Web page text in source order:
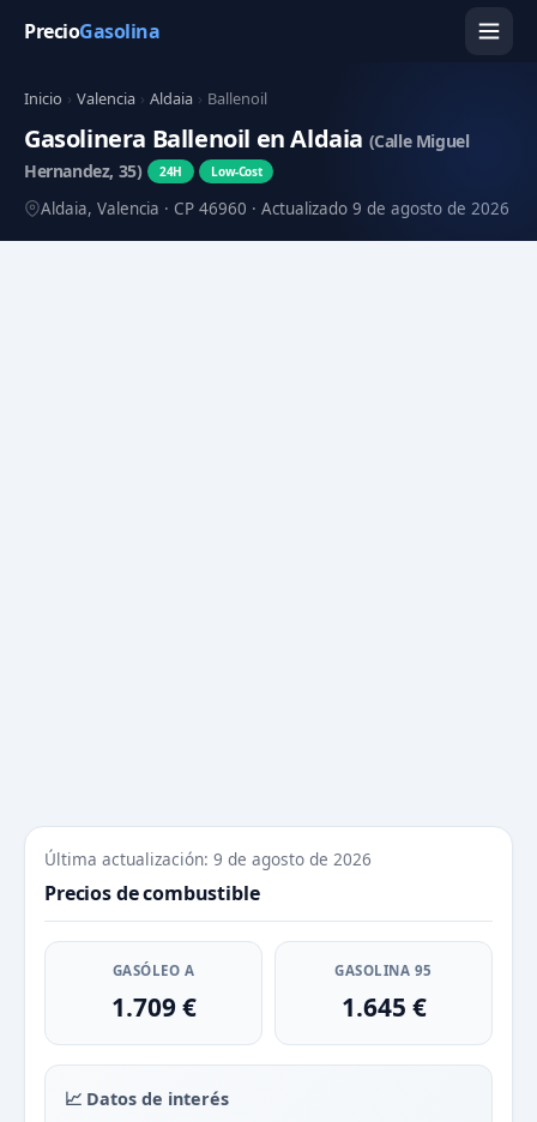
PrecioGasolina
Inicio › Valencia › Aldaia › Ballenoil
Gasolinera Ballenoil en Aldaia (Calle Miguel
Hernandez, 35)
24H Low-Cost
Aldaia, Valencia · CP 46960 · Actualizado 9 de agosto de 2026
Última actualización: 9 de agosto de 2026
Precios de combustible
GASÓLEO A
1.709 €
GASOLINA 95
1.645 €
📈 Datos de interés